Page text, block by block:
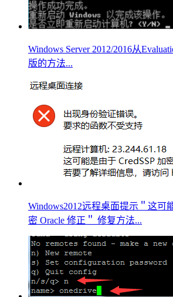
Windows Server 2012/2016从
版的方法...
Windows2012远程桌面提示＂这可
密 Oracle 修正＂ 修复方法...